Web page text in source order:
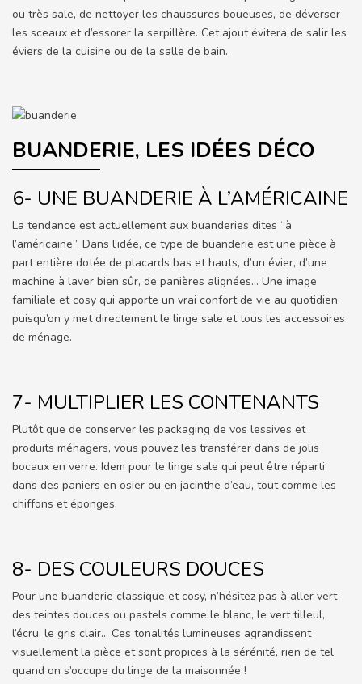
ou très sale, de nettoyer les chaussures boueuses, de déverser
les sceaux et d’essorer la serpillère. Cet ajout évitera de salir les
éviers de la cuisine ou de la salle de bain.
BUANDERIE, LES IDÉES DÉCO
6- UNE BUANDERIE À L’AMÉRICAINE
La tendance est actuellement aux buanderies dites “à
l’américaine”. Dans l’idée, ce type de buanderie est une pièce à
part entière dotée de placards bas et hauts, d’un évier, d’une
machine à laver bien sûr, de panières alignées… Une image
familiale et cosy qui apporte un vrai confort de vie au quotidien
puisqu’on y met directement le linge sale et tous les accessoires
de ménage.
7- MULTIPLIER LES CONTENANTS
Plutôt que de conserver les packaging de vos lessives et
produits ménagers, vous pouvez les transférer dans de jolis
bocaux en verre. Idem pour le linge sale qui peut être réparti
dans des paniers en osier ou en jacinthe d’eau, tout comme les
chiffons et éponges.
8- DES COULEURS DOUCES
Pour une buanderie classique et cosy, n’hésitez pas à aller vert
des teintes douces ou pastels comme le blanc, le vert tilleul,
l’écru, le gris clair… Ces tonalités lumineuses agrandissent
visuellement la pièce et sont propices à la sérénité, rien de tel
quand on s’occupe du linge de la maisonnée !